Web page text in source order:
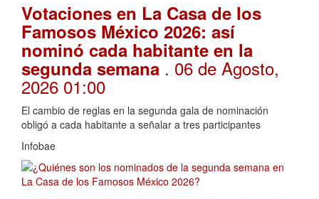
Votaciones en La Casa de los
Famosos México 2026: así
nominó cada habitante en la
segunda semana . 06 de Agosto,
2026 01:00
El cambio de reglas en la segunda gala de nominación
obligó a cada habitante a señalar a tres participantes
Infobae